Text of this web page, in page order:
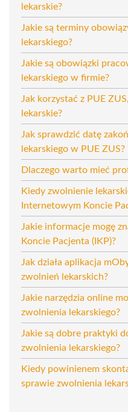
lekarskie?
Jakie są terminy
lekarskiego?
Jakie są obowiązki
lekarskiego w firmie?
Jak korzystać z PUE
lekarskie?
Jak sprawdzić datę
lekarskiego w PUE ZUS?
Dlaczego warto mieć
Kiedy zwolnienie
Internetowym Koncie
Jakie informacje mogę
Koncie Pacjenta (IKP)?
Jak działa aplikacja
zwolnień lekarskich?
Jakie narzędzia online
zwolnienia lekarskiego?
Jakie są dobre praktyki
zwolnienia lekarskiego?
Kiedy powinienem
sprawie zwolnienia